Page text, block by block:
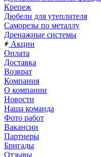
Крепеж
Дюбели для утеплителя
Саморезы по металлу
Дренажные системы
Акции
Оплата
Доставка
Возврат
Компания
О компании
Новости
Наша команда
Фото работ
Вакансии
Партнеры
Бригады
Отзывы